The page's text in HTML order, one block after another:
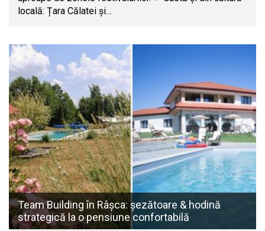
locală: Țara Călatei și…
Team Building în Râșca: șezătoare & hodină
strategică la o pensiune confortabilă